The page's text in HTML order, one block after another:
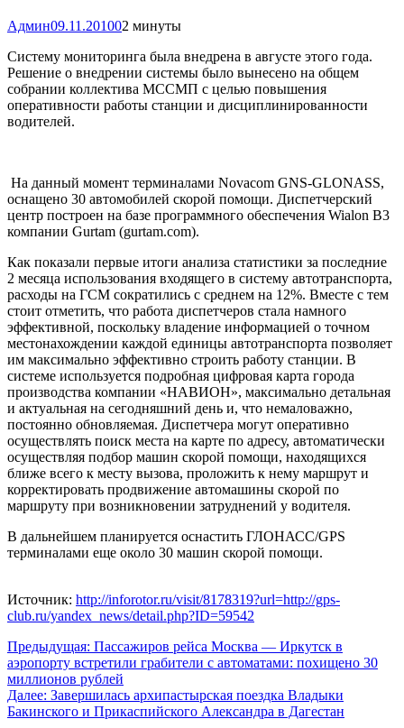
Админ09.11.201002 минуты
Систему мониторинга была внедрена в августе этого года.
Решение о внедрении системы было вынесено на общем
собрании коллектива МССМП с целью повышения
оперативности работы станции и дисциплинированности
водителей.
На данный момент терминалами Novacom GNS-GLONASS,
оснащено 30 автомобилей скорой помощи. Диспетчерский
центр построен на базе программного обеспечения Wialon B3
компании Gurtam (gurtam.com).
Как показали первые итоги анализа статистики за последние
2 месяца использования входящего в систему автотранспорта,
расходы на ГСМ сократились с среднем на 12%. Вместе с тем
стоит отметить, что работа диспетчеров стала намного
эффективной, поскольку владение информацией о точном
местонахождении каждой единицы автотранспорта позволяет
им максимально эффективно строить работу станции. В
системе используется подробная цифровая карта города
производства компании «НАВИОН», максимально детальная
и актуальная на сегодняшний день и, что немаловажно,
постоянно обновляемая. Диспетчера могут оперативно
осуществлять поиск места на карте по адресу, автоматически
осуществляя подбор машин скорой помощи, находящихся
ближе всего к месту вызова, проложить к нему маршрут и
корректировать продвижение автомашины скорой по
маршруту при возникновении затруднений у водителя.
В дальнейшем планируется оснастить ГЛОНАСС/GPS
терминалами еще около 30 машин скорой помощи.
Источник: http://inforotor.ru/visit/8178319?url=http://gps-
club.ru/yandex_news/detail.php?ID=59542
Навигация
по
записям
Предыдущая: Пассажиров рейса Москва — Иркутск в
аэропорту встретили грабители с автоматами: похищено 30
миллионов рублей
Далее: Завершилась архипастырская поездка Владыки
Бакинского и Прикаспийского Александра в Дагестан